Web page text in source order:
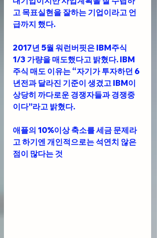
고 목표실현을 잘하는 기업이라고 언
급까지 했다.
2017년 5월 워런버핏은 IBM주식
1/3 가량을 매도했다고 밝혔다. IBM
주식 매도 이유는 “자기가 투자하던 6
년전과 달라진 기준이 생겼고 IBM이
상당히 까다로운 경쟁자들과 경쟁중
이다”라고 밝혔다.
애플의 10%이상 축소를 세금 문제라
고 하기엔 개인적으로는 석연치 않은
점이 많다는 것